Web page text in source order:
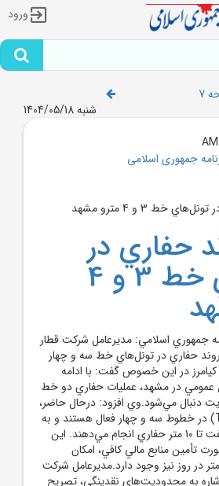
ورود
7
شنبه 1404/05/18
جمهوری اسلامی
حفاري در
تونل‌هاي خط 3 و 4
جمهوري اسلامي: مديرعامل شرکت قطار
حفاري در تونل‌هاي خط سه و چهار
کيامرز در اين خصوص گفت: با ادامه
عمومي در مشهد، عمليات حفاري دو خط
دنبال مي‌شود.وي افزود: درحال حاضر،
دو دستگاه حفار (TBM) در خطوط سه و چهار فعال هستند و به
طور ميانگين روزانه هفت تا 10 متر حفاري انجام مي‌دهند. اين
تأمين منابع مالي کافي، امکان
افزايش اين رقم تا 20 متر در روز نيز وجود دارد.مديرعامل شرکت
به محدوديت‌هاي نقدينگي، تصريح